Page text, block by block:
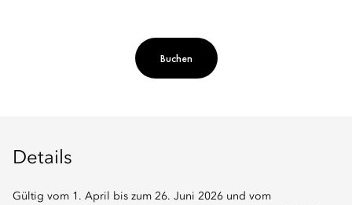
Buchen
Details
Gültig vom 1. April bis zum 26. Juni 2026 und vom